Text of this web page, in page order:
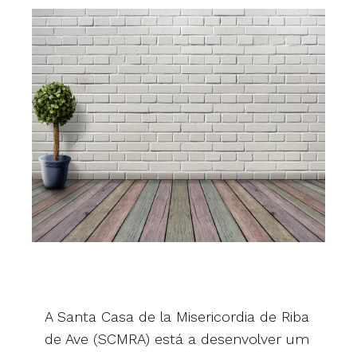
A Santa Casa de la Misericordia de Riba
de Ave (SCMRA) está a desenvolver um